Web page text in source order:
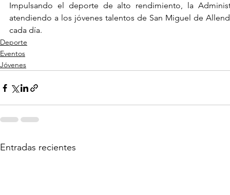
Impulsando el deporte de alto rendimiento, la
atendiendo a los jóvenes talentos de San Miguel de
cada día.
Deporte
Eventos
Jóvenes
Entradas recientes